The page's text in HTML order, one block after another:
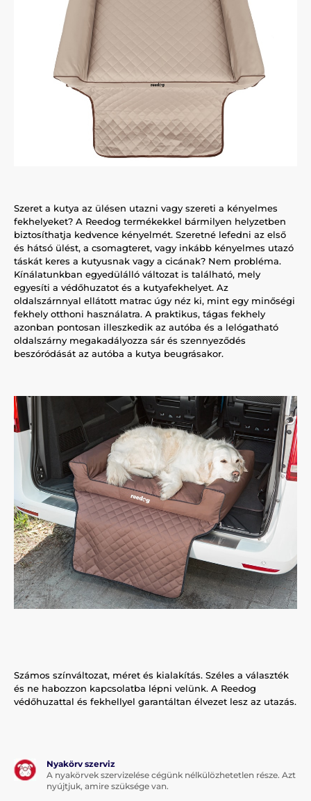
Szeret a kutya az ülésen utazni vagy szereti a kényelmes
fekhelyeket? A Reedog termékekkel bármilyen helyzetben
biztosíthatja kedvence kényelmét. Szeretné lefedni az első
és hátsó ülést, a csomagteret, vagy inkább kényelmes utazó
táskát keres a kutyusnak vagy a cicának? Nem probléma.
Kínálatunkban egyedülálló változat is található, mely
egyesíti a védőhuzatot és a kutyafekhelyet. Az
oldalszárnnyal ellátott matrac úgy néz ki, mint egy minőségi
fekhely otthoni használatra. A praktikus, tágas fekhely
azonban pontosan illeszkedik az autóba és a lelógatható
oldalszárny megakadályozza sár és szennyeződés
beszóródását az autóba a kutya beugrásakor.
Számos színváltozat, méret és kialakítás. Széles a választék
és ne habozzon kapcsolatba lépni velünk. A Reedog
védőhuzattal és fekhellyel garantáltan élvezet lesz az utazás.
Nyakörv szerviz
A nyakörvek szervizelése cégünk nélkülözhetetlen része. Azt
nyújtjuk, amire szüksége van.